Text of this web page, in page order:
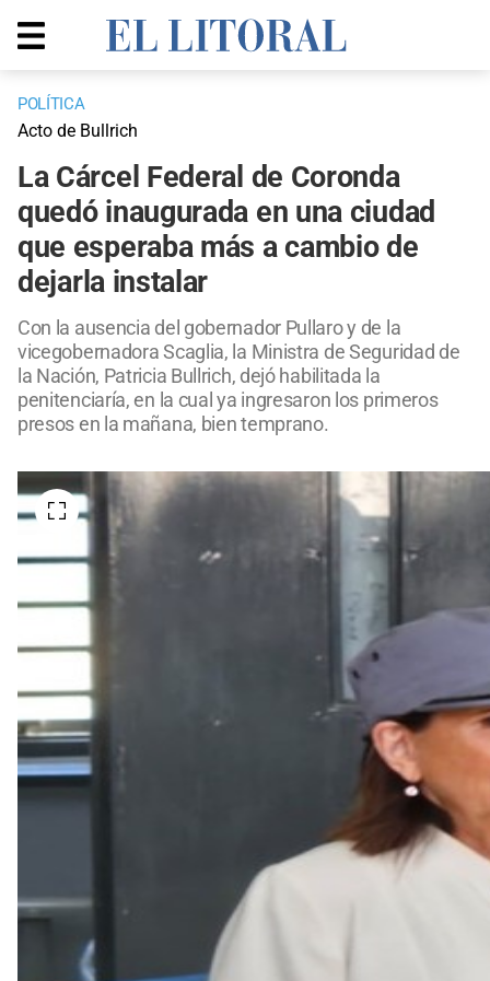
POLÍTICA
Acto de Bullrich
La Cárcel Federal de Coronda
quedó inaugurada en una ciudad
que esperaba más a cambio de
dejarla instalar
Con la ausencia del gobernador Pullaro y de la
vicegobernadora Scaglia, la Ministra de Seguridad de
la Nación, Patricia Bullrich, dejó habilitada la
penitenciaría, en la cual ya ingresaron los primeros
presos en la mañana, bien temprano.